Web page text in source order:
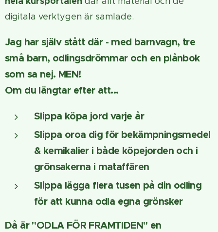
digitala verktygen är samlade.
Jag har själv stått där - med barnvagn, tre
små barn, odlingsdrömmar och en plånbok
som sa nej. MEN!
Om du längtar efter att...
Slippa köpa jord varje år
Slippa oroa dig för bekämpningsmedel
& kemikalier i både köpejorden och i
grönsakerna i mataffären
Slippa lägga flera tusen på din odling
för att kunna odla egna grönsker
Då är "ODLA FÖR FRAMTIDEN" en